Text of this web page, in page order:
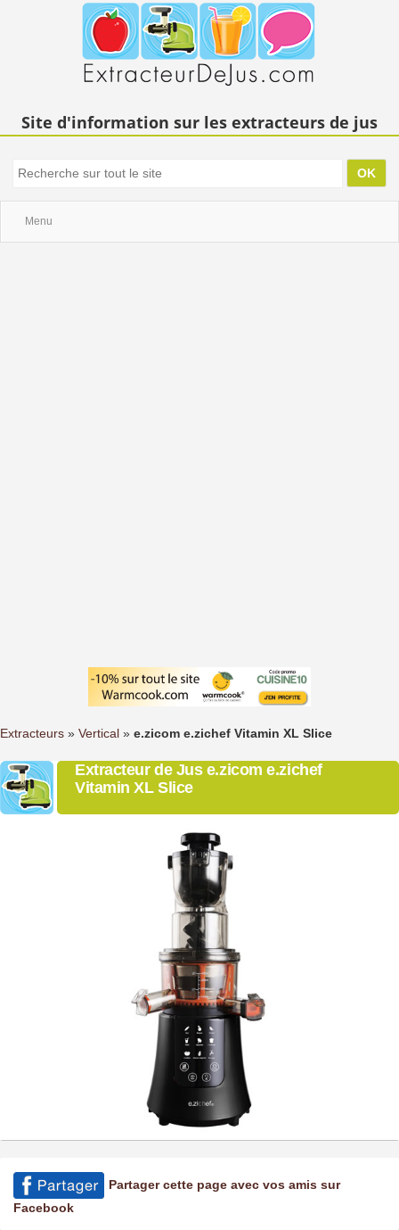
Site d'information sur les extracteurs de jus
Menu
Extracteurs » Vertical » e.zicom e.zichef Vitamin XL Slice
Extracteur de Jus e.zicom e.zichef
Vitamin XL Slice
Partager cette page avec vos amis sur
Facebook